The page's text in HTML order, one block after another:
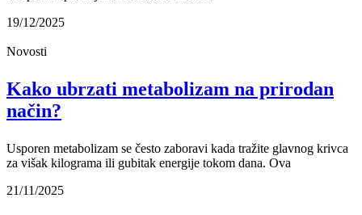
19/12/2025
Novosti
Kako ubrzati metabolizam na prirodan
način?
Usporen metabolizam se često zaboravi kada tražite glavnog krivca
za višak kilograma ili gubitak energije tokom dana. Ova
21/11/2025